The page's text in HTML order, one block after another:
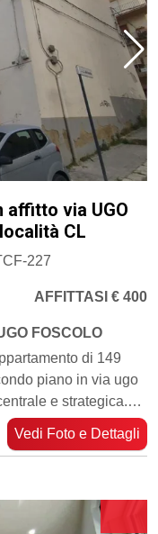
affitto via UGO
CL
227
AFFITTASI € 400
FOSCOLO
di 149
piano in via ugo
e strategica.…
Vedi Foto e Dettagli